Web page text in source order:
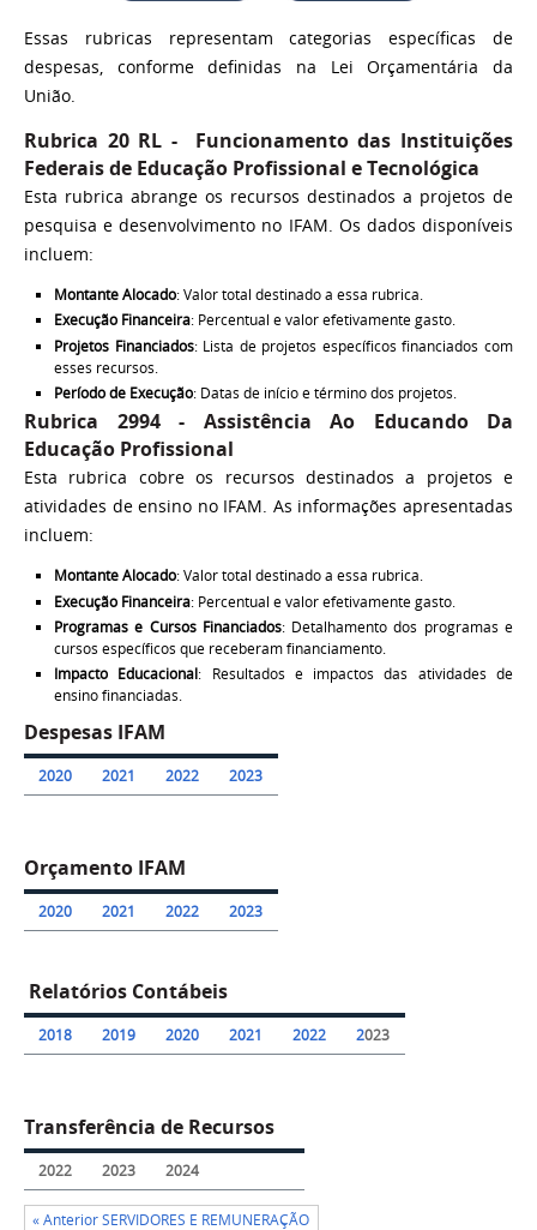
Essas rubricas representam categorias específicas de
despesas, conforme definidas na Lei Orçamentária da
União.
Rubrica 20 RL -
Funcionamento das Instituições
Federais de Educação Profissional e Tecnológica
Esta rubrica abrange os recursos destinados a projetos de
pesquisa e desenvolvimento no IFAM. Os dados disponíveis
incluem:
Montante Alocado: Valor total destinado a essa rubrica.
Execução Financeira: Percentual e valor efetivamente gasto.
Projetos Financiados: Lista de projetos específicos financiados com
esses recursos.
Período de Execução: Datas de início e término dos projetos.
Rubrica 2994 - Assistência Ao Educando Da
Educação Profissional
Esta rubrica cobre os recursos destinados a projetos e
atividades de ensino no IFAM. As informações apresentadas
incluem:
Montante Alocado: Valor total destinado a essa rubrica.
Execução Financeira: Percentual e valor efetivamente gasto.
Programas e Cursos Financiados: Detalhamento dos programas e
cursos específicos que receberam financiamento.
Impacto Educacional: Resultados e impactos das atividades de
ensino financiadas.
Despesas IFAM
2020 2021 2022 2023
Orçamento IFAM
2020 2021 2022 2023
Relatórios Contábeis
2018 2019 2020 2021 2022 2023
Transferência de Recursos
2022 2023 2024
« Anterior SERVIDORES E REMUNERAÇÃO